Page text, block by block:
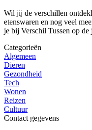
Wil jij de verschillen
etenswaren en nog veel
je bij Verschil Tussen op de
Categorieën
Algemeen
Dieren
Gezondheid
Tech
Wonen
Reizen
Cultuur
Contact gegevens